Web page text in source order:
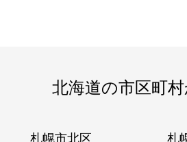
北海道の市区町
札幌市北区 札